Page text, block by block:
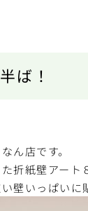
ば！
ん店です。
折紙壁アート
壁いっぱい